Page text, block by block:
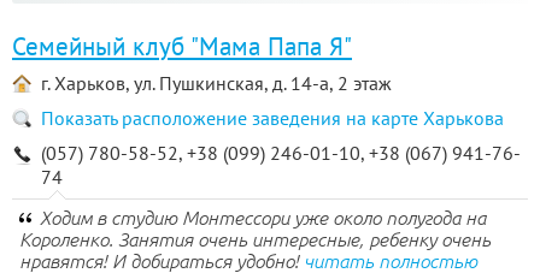
Семейный клуб "Мама Папа Я"
г. Харьков, ул. Пушкинская, д. 14-а, 2 этаж
Показать расположение заведения на карте Харькова
(057) 780-58-52, +38 (099) 246-01-10, +38 (067) 941-76-
74
Ходим в студию Монтессори уже около полугода на
Короленко. Занятия очень интересные, ребенку очень
нравятся! И добираться удобно! читать полностью